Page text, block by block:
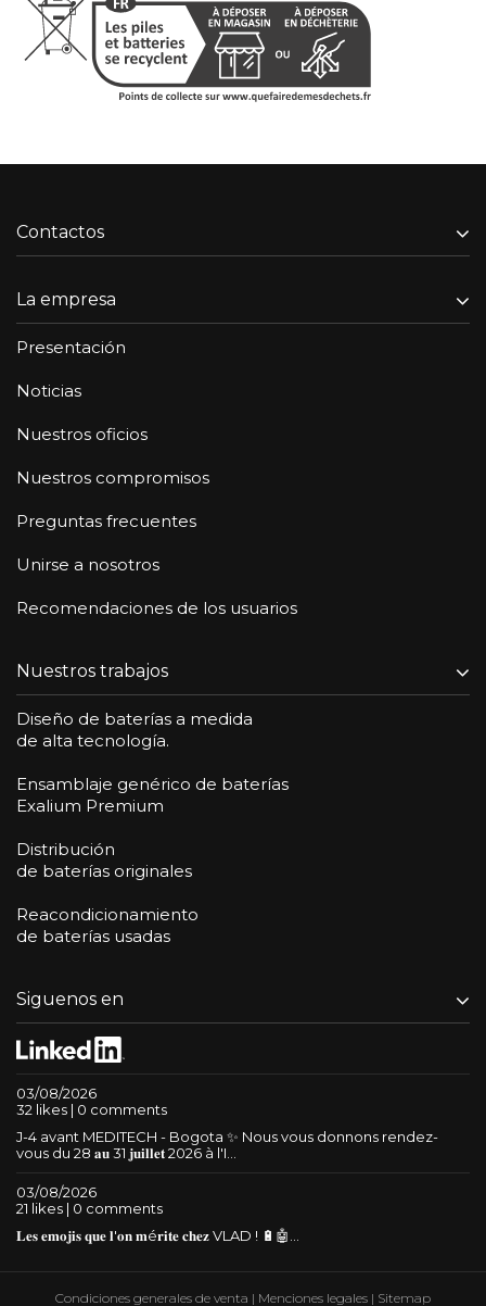
Contactos
La empresa
Presentación
Noticias
Nuestros oficios
Nuestros compromisos
Preguntas frecuentes
Unirse a nosotros
Recomendaciones de los usuarios
Nuestros trabajos
Diseño de baterías a medida
de alta tecnología.
Ensamblaje genérico de baterías
Exalium Premium
Distribución
de baterías originales
Reacondicionamiento
de baterías usadas
Siguenos en
03/08/2026
32 likes | 0 comments
J-4 avant MEDITECH - Bogota ✨ Nous vous donnons rendez-
vous du 28 𝐚𝐮 31 𝐣𝐮𝐢𝐥𝐥𝐞𝐭 2026 à l'I...
03/08/2026
21 likes | 0 comments
𝐋𝐞𝐬 𝐞𝐦𝐨𝐣𝐢𝐬 𝐪𝐮𝐞 𝐥'𝐨𝐧 𝐦é𝐫𝐢𝐭𝐞 𝐜𝐡𝐞𝐳 VLAD ! 🔋🤖...
Condiciones generales de venta | Menciones legales | Sitemap